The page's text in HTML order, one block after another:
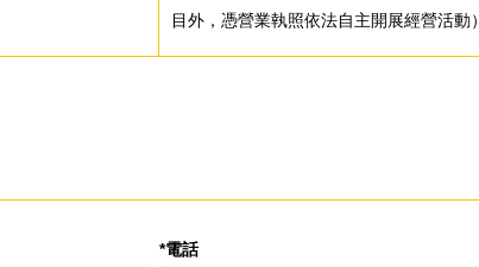
目外，憑營業執照依法自主開展經營活動）
*電話